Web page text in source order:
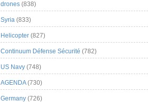
drones (838)
Syria (833)
Helicopter (827)
Continuum Défense Sécurité (782)
US Navy (748)
AGENDA(730)
Germany (726)